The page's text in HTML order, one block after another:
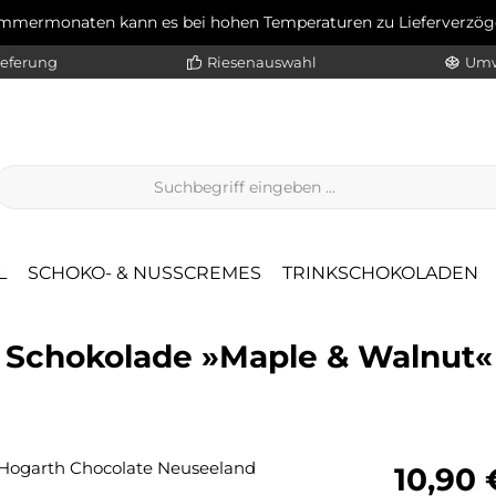
kann es bei hohen Temperaturen zu
Riesenauswahl
SCHOKO- & NUSSCREMES TRINKSCHOKOLADEN
»Maple &
Regulärer
10,90